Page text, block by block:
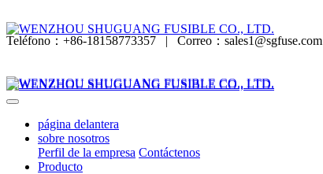
Teléfono：+86-18158773357 | Correo：sales1@sgfuse.com
página delantera
sobre nosotros
Perfil de la empresa Contáctenos
Producto